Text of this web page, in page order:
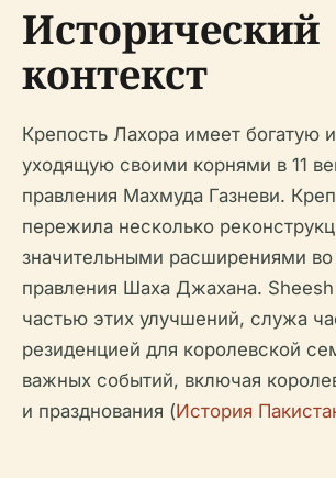
Исторический
контекст
Крепость Лахора имеет богатую
уходящую своими корнями в 11
правления Махмуда Газневи.
пережила несколько
значительными расширениями
правления Шаха Джахана.
частью этих улучшений, служа
резиденцией для королевской
важных событий, включая
и празднования (История